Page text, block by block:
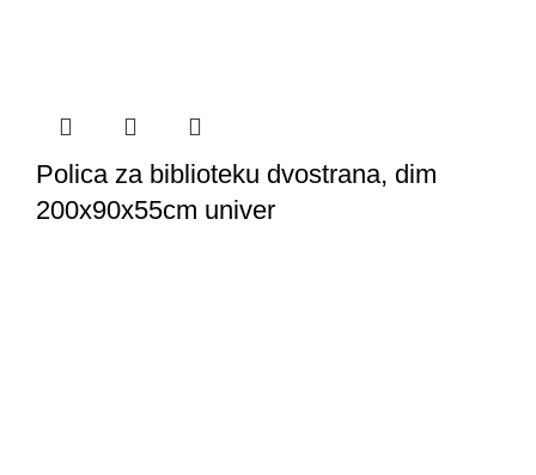
Polica za biblioteku dvostrana, dim
200x90x55cm univer